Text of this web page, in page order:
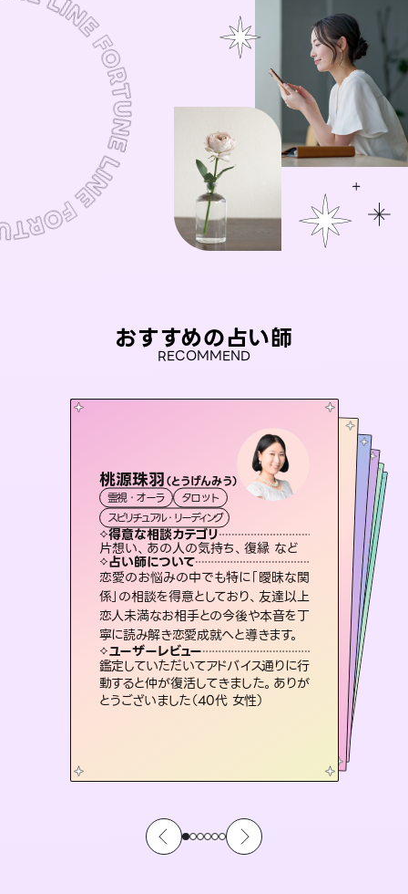
おすすめの占い師
RECOMMEND
桃源珠羽（とうげんみう）
霊視・オーラ
タロット
スピリチュアル・リーディング
得意な相談カテゴリ
片想い、あの人の気持ち、復縁 など
占い師について
恋愛のお悩みの中でも特に「曖昧な関
係」の相談を得意としており、友達以上
恋人未満なお相手との今後や本音を丁
寧に読み解き恋愛成就へと導きます。
ユーザーレビュー
鑑定していただいてアドバイス通りに行
動すると仲が復活してきました。ありが
とうございました（40代 女性）
おう 霊感オラクル
霊視・オーラ
オラクルカード
得意な相談カテゴリ
恋愛総合、あの人の気持ち など
占い師について
霊視×オラクルカードを使って「今」と
「未来」そして「気になるあの人の気持
ち」まで丁寧に読み解き、恋や人生のヒ
ントを優しく引き出します。
ユーザーレビュー
不安な気持ちが嘘みたいに晴れまし
た…！よく視えていらっしゃるんだなと
感じました（40代 女性）
未来視師＊花
霊視・オーラ
スピリチュアル・リーディング
得意な相談カテゴリ
出逢い、片想い、復縁 など
占い師について
未来には何パターンもの選択肢があり
ます。不安で視えにくくなっているあな
たの素敵な未来を見つけ、その未来を
選択できるようアドバイスします。
ユーザーレビュー
職場の人の性質や人間関係、本心など
本当によく視えていてびっくり。対策が
打てて前向きになれます（40代）
アイリス -iris-
西洋占星術
ルーン
得意な相談カテゴリ
恋愛総合、片想い、二人の未来 など
占い師について
復縁、恋愛、不倫の行方、同性愛や片思い、仕事関係や借金問題まで知りたいことや心の負担になっていることを紐解き、背中をそっと押して導きます。
ユーザーレビュー
安心感のあり、言い切ってくれる所や濁
さない鑑定のおかげで、毎回自分の気
持ちを整えられます（30代 男性）
セラピスト理恵
霊視・オーラ
スピリチュアル・リーディング
得意な相談カテゴリ
片想い、二人の未来、年の差 など
占い師について
連絡再開、復縁、成就などの報告実績
多数。セラピストとして2万超の施術経
験があるからこそできる鑑定で、より良
い未来をサポートします。
ユーザーレビュー
とても心温まる鑑定でした。しかもこち
らは何も言っていないのに視えていらっ
しゃるんだなと驚きです（30代女性）
彗望（すいぼう
霊視・オーラ
スピリチュアル・リーディング
得意な相談カテゴリ
片想い、あの人の気持ち、復縁 など
占い師について
3,700年以上の歴史を持つ東洋最古の
占術「易占」で詳細まで占い、幸せへ向
かう道筋を示します。厳しい結果にも具
体的な対策をお伝えします。
ユーザーレビュー
複雑な背景もしっかり聞いて鑑定して
いただけました。気持ちが楽になりまし
た（50代 女性）